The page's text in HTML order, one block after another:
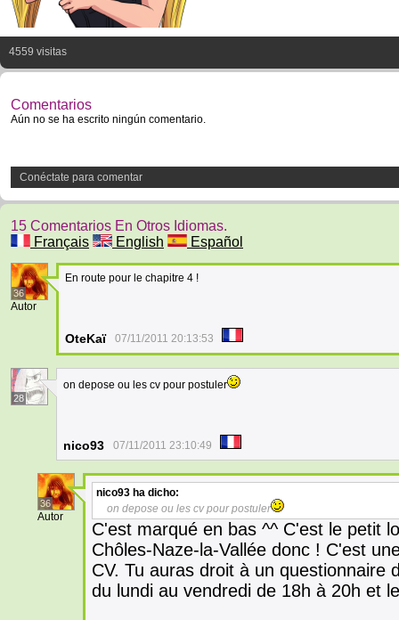
4559 visitas
Comentarios
Aún no se ha escrito ningún comentario.
Conéctate para comentar
15 Comentarios En Otros Idiomas.
Français
English Español
36
Autor
En route pour le chapitre 4 !
OteKaï 07/11/2011 20:13:53
28
on depose ou les cv pour postuler
nico93 07/11/2011 23:10:49
36
Autor
nico93 ha dicho:
on depose ou les cv pour postuler
C'est marqué en bas ^^ C'est le petit
Chôles-Naze-la-Vallée donc ! C'est
CV. Tu auras droit à un questionnaire
du lundi au vendredi de 18h à 20h et